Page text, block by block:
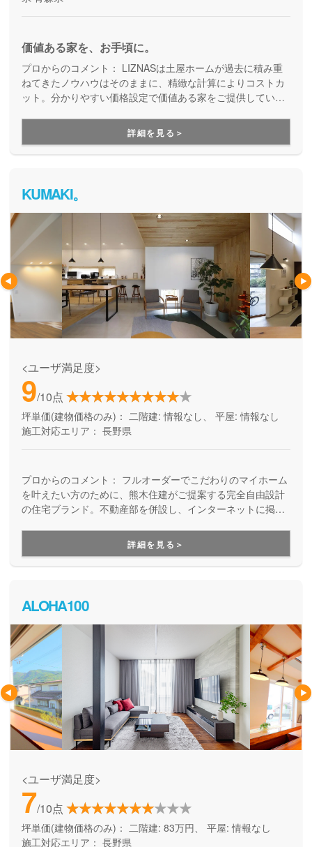
価値ある家を、お手頃に。
プロからのコメント： LIZNASは土屋ホームが過去に積み重
ねてきたノウハウはそのままに、精緻な計算によりコストカ
ット。分かりやすい価格設定で価値ある家をご提供していま
はぴったりの建築会社です。詳細を見る＞
KUMAKI。
<ユーザ満足度>
9/10点
坪単価(建物価格のみ)： 二階建: 情報なし、 平屋: 情報なし
施工対応エリア： 長野県
プロからのコメント： フルオーダーでこだわりのマイホーム
を叶えたい方のために、熊木住建がご提案する完全自由設計
の住宅ブランド。不動産部を併設し、インターネットに掲載
も万全なので、土地探し・資金計画からプランニング・施
工、お引き渡し後のメンテナンスまで、家づくりをワンスト
ップで安心してお任せいただけます。
詳細を見る＞
ALOHA100
<ユーザ満足度>
7/10点
坪単価(建物価格のみ)： 二階建: 83万円、 平屋: 情報なし
施工対応エリア： 長野県